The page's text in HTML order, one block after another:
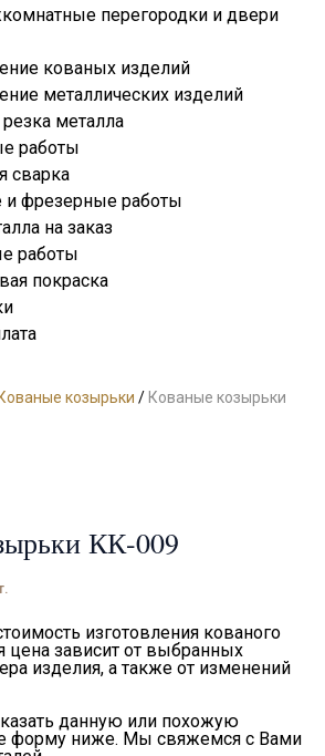
перегородки и двери
кованых изделий
металлических изделий
металла
работы
сварка
и фрезерные работы
на заказ
работы
покраска
козырьки /Кованые козырьки
КК-009
изготовления кованого
цена зависит от выбранных
изделия, а также от изменений
данную или похожую
форму ниже. Мы свяжемся с Вами